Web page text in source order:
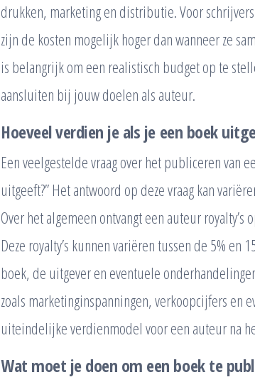
drukken, marketing en distributie. Voor
zijn de kosten mogelijk hoger dan wanneer ze
is belangrijk om een realistisch budget op te
aansluiten bij jouw doelen als auteur.
Hoeveel verdien je als je een boek
Een veelgestelde vraag over het publiceren van
uitgeeft?” Het antwoord op deze vraag kan
Over het algemeen ontvangt een auteur
Deze royalty’s kunnen variëren tussen de 5%
boek, de uitgever en eventuele
zoals marketinginspanningen, verkoopcijfers en
uiteindelijke verdienmodel voor een auteur na
Wat moet je doen om een boek te